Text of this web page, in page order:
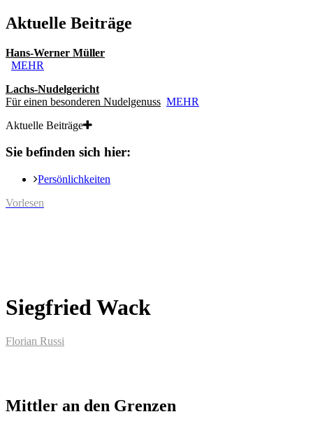
Aktuelle Beiträge
Hans-Werner Müller
MEHR
Lachs-Nudelgericht
Für einen besonderen Nudelgenuss MEHR
Aktuelle Beiträge
Sie befinden sich hier:
Persönlichkeiten
Vorlesen
Siegfried Wack
Florian Russi
Mittler an den Grenzen